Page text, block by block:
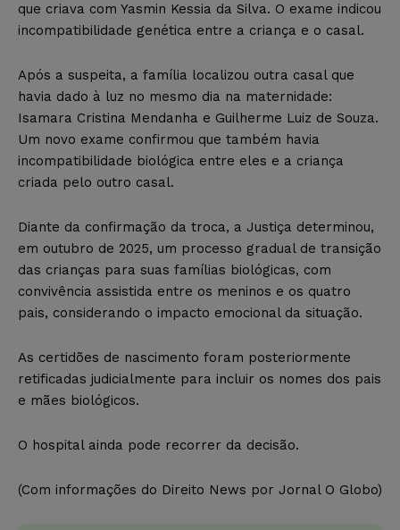
que criava com Yasmin Kessia da Silva. O exame indicou
incompatibilidade genética entre a criança e o casal.
Após a suspeita, a família localizou outra casal que
havia dado à luz no mesmo dia na maternidade:
Isamara Cristina Mendanha e Guilherme Luiz de Souza.
Um novo exame confirmou que também havia
incompatibilidade biológica entre eles e a criança
criada pelo outro casal.
Diante da confirmação da troca, a Justiça determinou,
em outubro de 2025, um processo gradual de transição
das crianças para suas famílias biológicas, com
convivência assistida entre os meninos e os quatro
pais, considerando o impacto emocional da situação.
As certidões de nascimento foram posteriormente
retificadas judicialmente para incluir os nomes dos pais
e mães biológicos.
O hospital ainda pode recorrer da decisão.
(Com informações do Direito News por Jornal O Globo)